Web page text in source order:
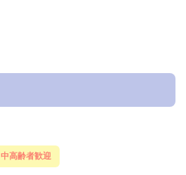
中高齢者歓迎